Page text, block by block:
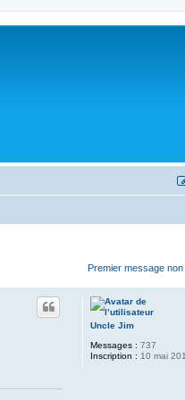
Premier message non
Uncle Jim
Messages : 737
Inscription : 10 mai